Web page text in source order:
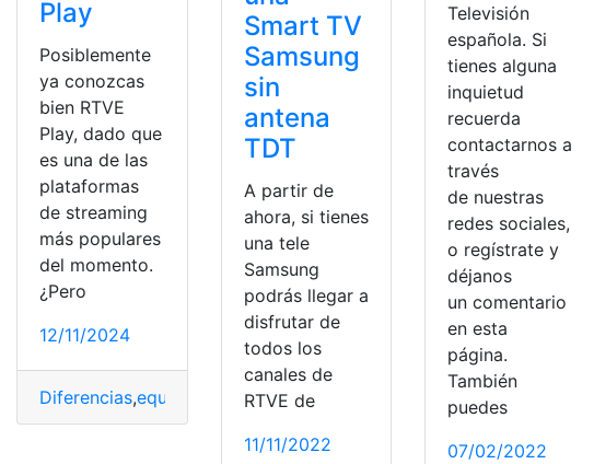
Play
Posiblemente
ya conozcas
bien RTVE
Play, dado que
es una de las
plataformas
de streaming
más populares
del momento.
¿Pero
12/11/2024
Diferencias,equipo España,Futbol,
Smart TV
Samsung
sin
antena
TDT
A partir de
ahora, si tienes
una tele
Samsung
podrás llegar a
disfrutar de
todos los
canales de
RTVE de
11/11/2022
Televisión
española. Si
tienes alguna
inquietud
recuerda
contactarnos a
través
de nuestras
redes sociales,
o regístrate y
déjanos
un comentario
en esta
página.
También
puedes
07/02/2022